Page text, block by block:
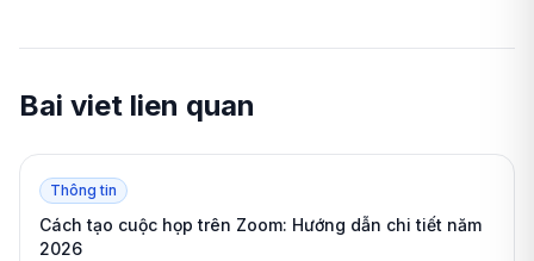
Bai viet lien quan
Thông tin
Cách tạo cuộc họp trên Zoom: Hướng dẫn chi tiết năm
2026